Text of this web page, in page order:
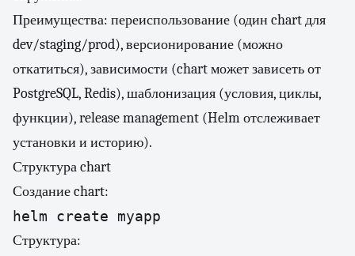
Преимущества: переиспользование (один chart для
dev/staging/prod), версионирование (можно
откатиться), зависимости (chart может зависеть от
PostgreSQL, Redis), шаблонизация (условия, циклы,
функции), release management (Helm отслеживает
установки и историю).
Структура chart
Создание chart:
helm create myapp
Структура: